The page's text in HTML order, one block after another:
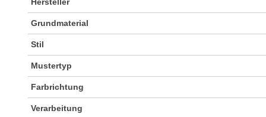
Hersteller
Grundmaterial
Stil
Mustertyp
Farbrichtung
Verarbeitung